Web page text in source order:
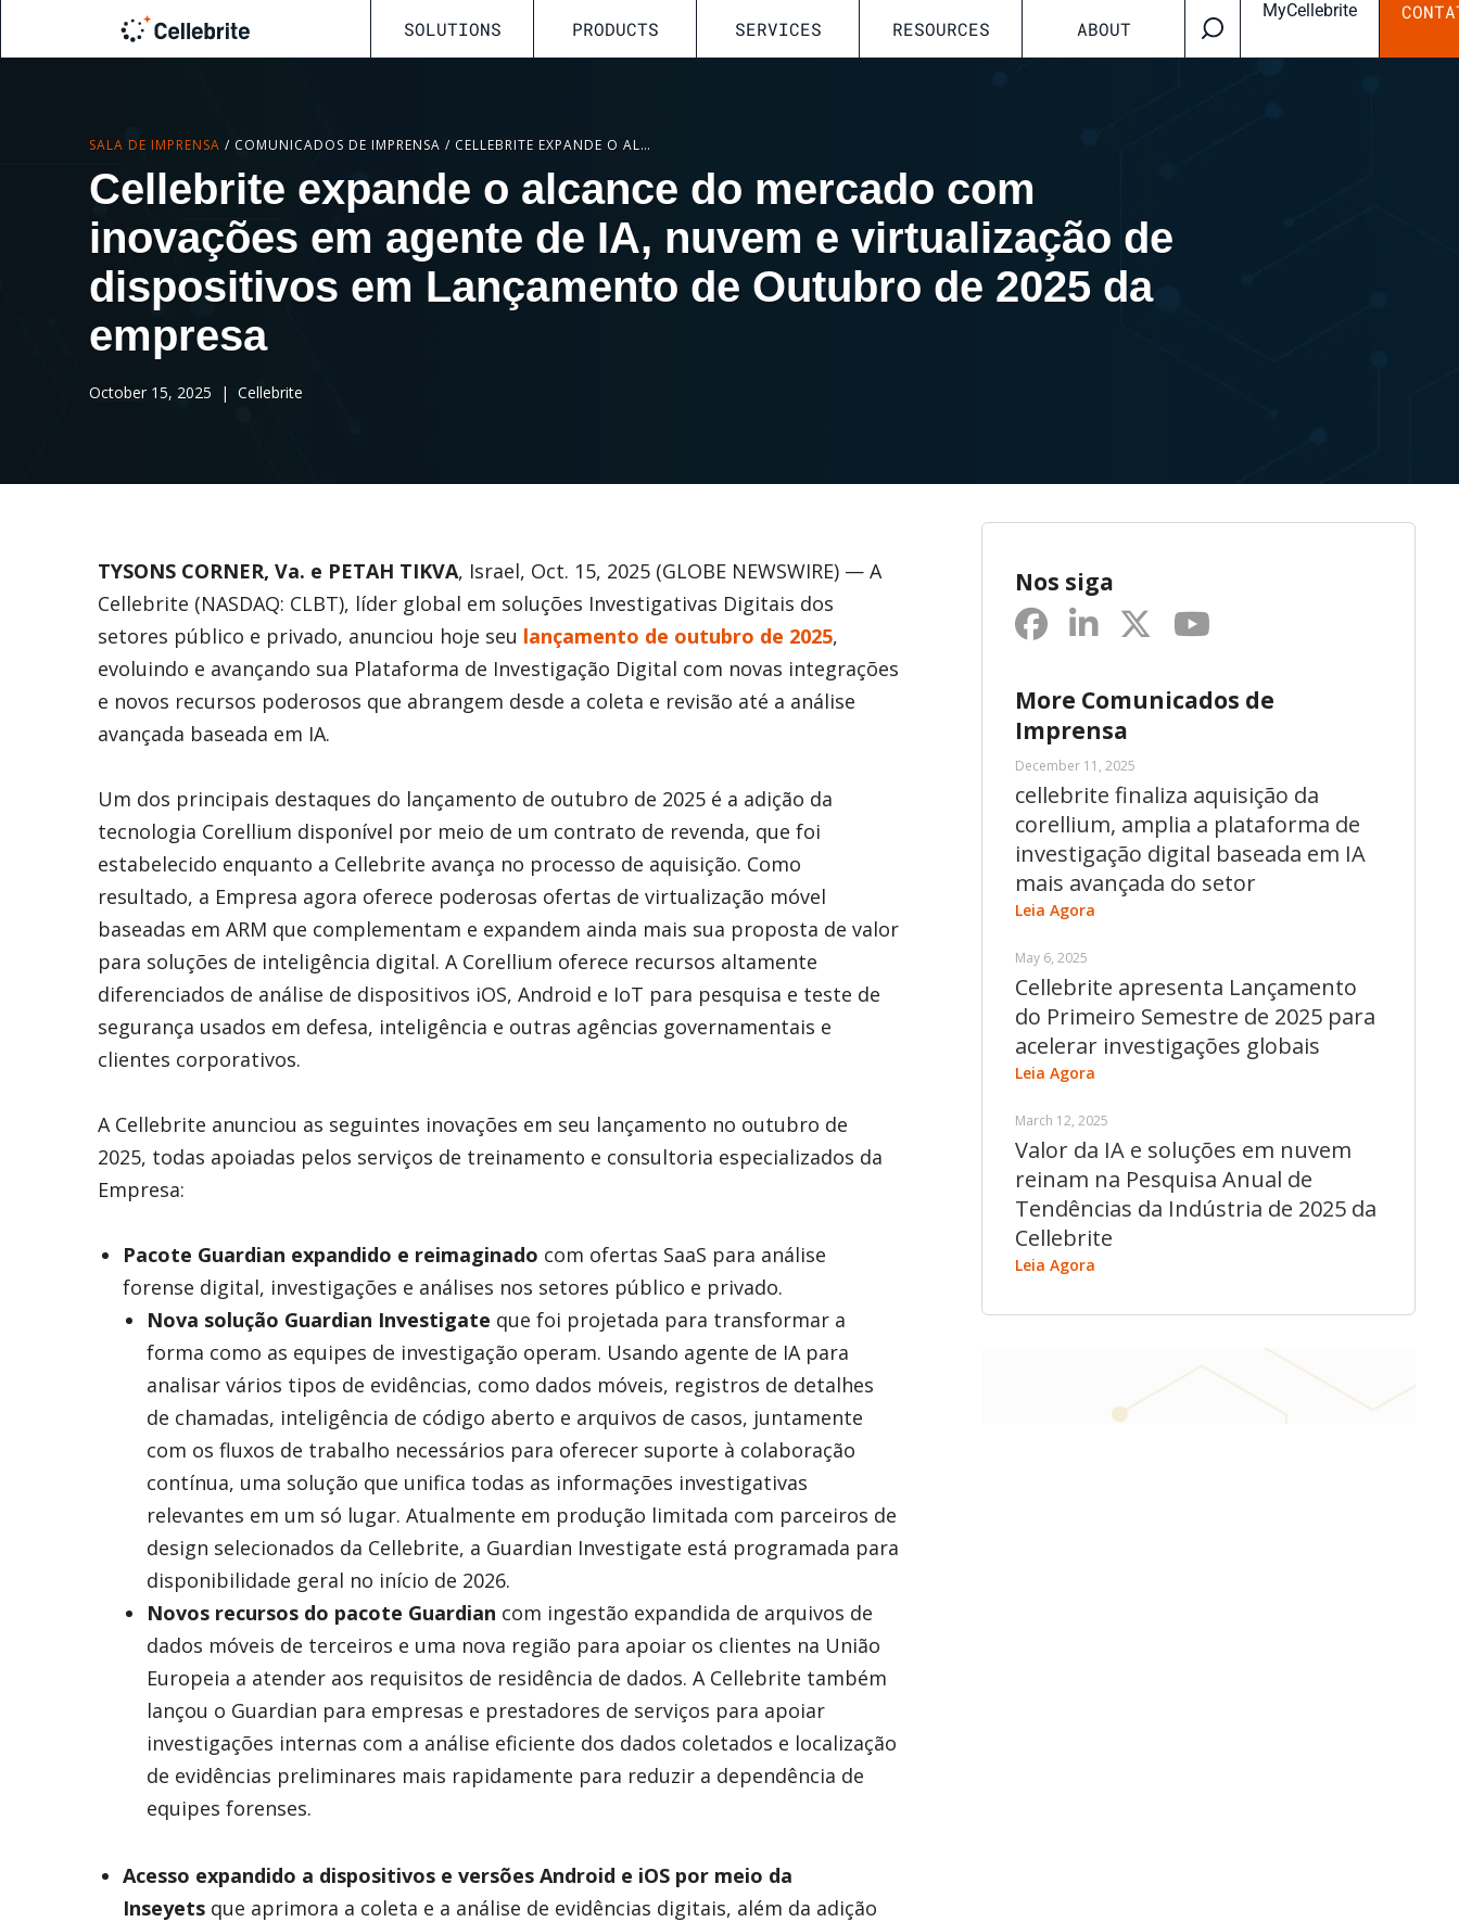
SOLUTIONS PRODUCTS SERVICES RESOURCES ABOUT
MyCellebrite
SALA DE IMPRENSA / COMUNICADOS DE IMPRENSA / CELLEBRITE EXPANDE O ALCANCE DO MERCADO COM INOVAÇÕES EM AGENTE DE IA, NUVEM E VIRTUALIZAÇÃO DE DISPOSITIVOS EM LANÇAMENTO DE OUTUBRO DE 2025 DA EMPRESA
Cellebrite expande o alcance do mercado com
inovações em agente de IA, nuvem e virtualização de
dispositivos em Lançamento de Outubro de 2025 da
empresa
October 15, 2025 | Cellebrite
TYSONS CORNER, Va. e PETAH TIKVA, Israel, Oct. 15, 2025 (GLOBE NEWSWIRE) — A
Cellebrite (NASDAQ: CLBT), líder global em soluções Investigativas Digitais dos
setores público e privado, anunciou hoje seu lançamento de outubro de 2025,
evoluindo e avançando sua Plataforma de Investigação Digital com novas integrações
e novos recursos poderosos que abrangem desde a coleta e revisão até a análise
avançada baseada em IA.
Um dos principais destaques do lançamento de outubro de 2025 é a adição da
tecnologia Corellium disponível por meio de um contrato de revenda, que foi
estabelecido enquanto a Cellebrite avança no processo de aquisição. Como
resultado, a Empresa agora oferece poderosas ofertas de virtualização móvel
baseadas em ARM que complementam e expandem ainda mais sua proposta de valor
para soluções de inteligência digital. A Corellium oferece recursos altamente
diferenciados de análise de dispositivos iOS, Android e IoT para pesquisa e teste de
segurança usados em defesa, inteligência e outras agências governamentais e
clientes corporativos.
A Cellebrite anunciou as seguintes inovações em seu lançamento no outubro de
2025, todas apoiadas pelos serviços de treinamento e consultoria especializados da
Empresa:
Pacote Guardian expandido e reimaginado com ofertas SaaS para análise
forense digital, investigações e análises nos setores público e privado.
Nova solução Guardian Investigate que foi projetada para transformar a
forma como as equipes de investigação operam. Usando agente de IA para
analisar vários tipos de evidências, como dados móveis, registros de detalhes
de chamadas, inteligência de código aberto e arquivos de casos, juntamente
com os fluxos de trabalho necessários para oferecer suporte à colaboração
contínua, uma solução que unifica todas as informações investigativas
relevantes em um só lugar. Atualmente em produção limitada com parceiros de
design selecionados da Cellebrite, a Guardian Investigate está programada para
disponibilidade geral no início de 2026.
Novos recursos do pacote Guardian com ingestão expandida de arquivos de
dados móveis de terceiros e uma nova região para apoiar os clientes na União
Europeia a atender aos requisitos de residência de dados. A Cellebrite também
lançou o Guardian para empresas e prestadores de serviços para apoiar
investigações internas com a análise eficiente dos dados coletados e localização
de evidências preliminares mais rapidamente para reduzir a dependência de
equipes forenses.
Acesso expandido a dispositivos e versões Android e iOS por meio da
Inseyetsque aprimora a coleta e a análise de evidências digitais, além da adição
Nos siga
More Comunicados de
Imprensa
December 11, 2025
cellebrite finaliza aquisição da
corellium, amplia a plataforma de
investigação digital baseada em IA
mais avançada do setor
Leia Agora
May 6, 2025
Cellebrite apresenta Lançamento
do Primeiro Semestre de 2025 para
acelerar investigações globais
Leia Agora
March 12, 2025
Valor da IA e soluções em nuvem
reinam na Pesquisa Anual de
Tendências da Indústria de 2025 da
Cellebrite
Leia Agora